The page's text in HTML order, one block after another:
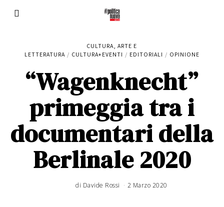
CULTURA, ARTE E
LETTERATURA / CULTURA+EVENTI / EDITORIALI / OPINIONE
“Wagenknecht”
primeggia tra i
documentari della
Berlinale 2020
di Davide Rossi 2 Marzo 2020